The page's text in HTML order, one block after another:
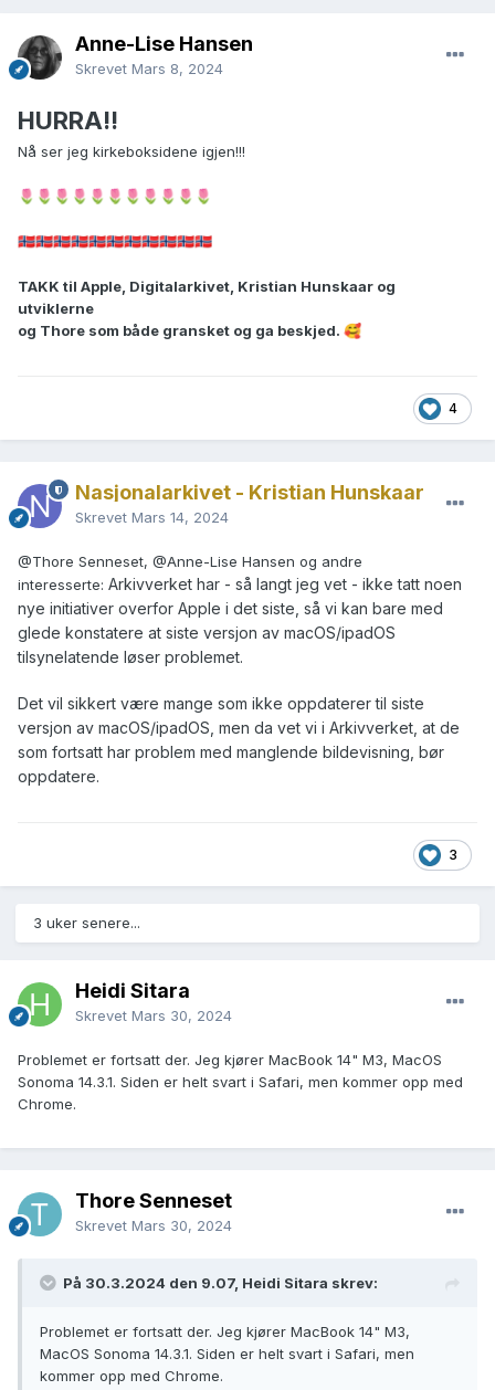
Anne-Lise Hansen
Skrevet Mars 8, 2024
HURRA!!
Nå ser jeg kirkeboksidene igjen!!!
🌷 🌷 🌷 🌷 🌷 🌷 🌷 🌷 🌷 🌷 🌷
🇳🇴🇳🇴🇳🇴🇳🇴🇳🇴🇳🇴🇳🇴🇳🇴🇳🇴🇳🇴🇳🇴
TAKK til Apple, Digitalarkivet, Kristian Hunskaar og
utviklerne
og Thore som både gransket og ga beskjed. 🥰
4
Nasjonalarkivet - Kristian Hunskaar
Skrevet Mars 14, 2024
@Thore Senneset, @Anne-Lise Hansen og andre
interesserte: Arkivverket har - så langt jeg vet - ikke tatt noen
nye initiativer overfor Apple i det siste, så vi kan bare med
glede konstatere at siste versjon av macOS/ipadOS
tilsynelatende løser problemet.
Det vil sikkert være mange som ikke oppdaterer til siste
versjon av macOS/ipadOS, men da vet vi i Arkivverket, at de
som fortsatt har problem med manglende bildevisning, bør
oppdatere.
3
3 uker senere...
Heidi Sitara
Skrevet Mars 30, 2024
Problemet er fortsatt der. Jeg kjører MacBook 14" M3, MacOS
Sonoma 14.3.1. Siden er helt svart i Safari, men kommer opp med
Chrome.
Thore Senneset
Skrevet Mars 30, 2024
På 30.3.2024 den 9.07, Heidi Sitara skrev:
Problemet er fortsatt der. Jeg kjører MacBook 14" M3,
MacOS Sonoma 14.3.1. Siden er helt svart i Safari, men
kommer opp med Chrome.